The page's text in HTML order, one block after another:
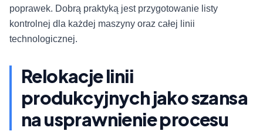
poprawek. Dobrą praktyką jest przygotowanie listy
kontrolnej dla każdej maszyny oraz całej linii
technologicznej.
Relokacje linii
produkcyjnych jako szansa
na usprawnienie procesu